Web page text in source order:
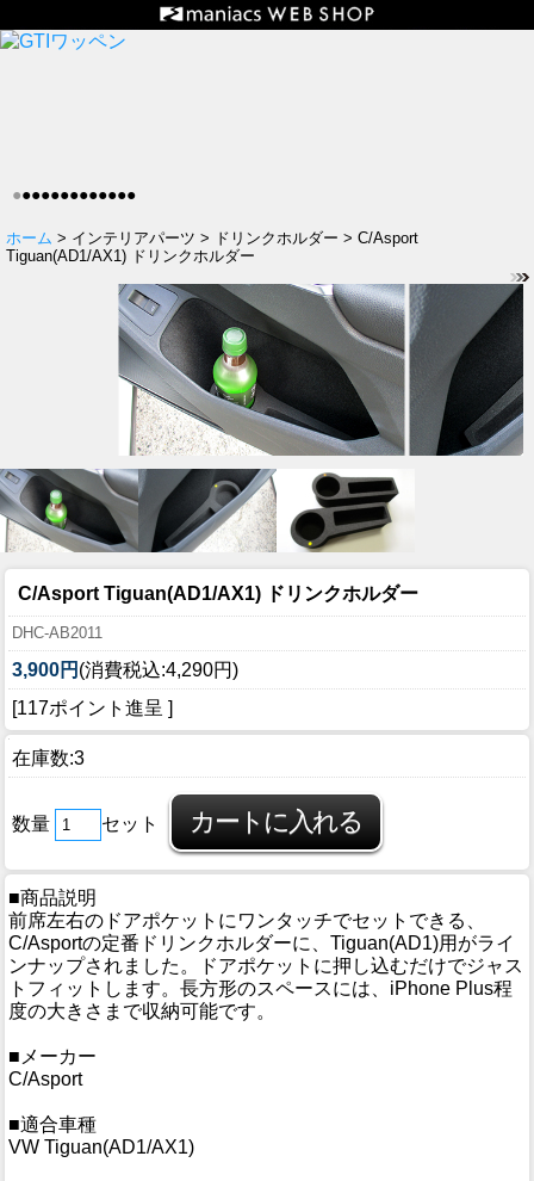
●●●●●●●●●●●●●
ホーム > インテリアパーツ > ドリンクホルダー > C/Asport
Tiguan(AD1/AX1) ドリンクホルダー
C/Asport Tiguan(AD1/AX1) ドリンクホルダー
DHC-AB2011
3,900円 (消費税込:4,290円)
[117ポイント進呈 ]
在庫数:3
数量 セット
■商品説明
前席左右のドアポケットにワンタッチでセットできる、
C/Asportの定番ドリンクホルダーに、Tiguan(AD1)用がライ
ンナップされました。ドアポケットに押し込むだけでジャス
トフィットします。長方形のスペースには、iPhone Plus程
度の大きさまで収納可能です。
■メーカー
C/Asport
■適合車種
VW Tiguan(AD1/AX1)